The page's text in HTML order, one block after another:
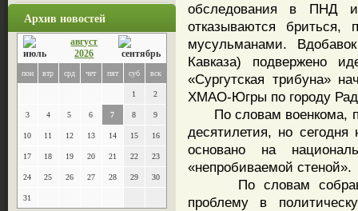
Архив новостей
август
2026
пон втр срд чет пят суб вск
1 2
3 4 5 6 7 8 9
10 11 12 13 14 15 16
17 18 19 20 21 22 23
24 25 26 27 28 29 30
31
обследования в ПНД и
отказываются
мусульманами.
Кавказа) подвержено
«Сургутская трибуна»
ХМАО-Югры по городу
По словам военкома,
десятилетия, но
основано на
«непробиваемой стеной».
По словам
проблему в